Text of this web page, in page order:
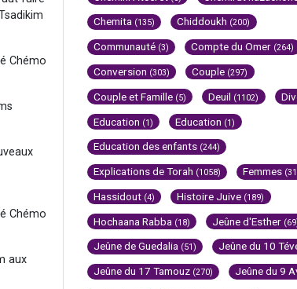
Chémo
Chémo
aux
Chemita (135) Chiddoukh (200)
Communauté (3) Compte du Omer (264)
Conversion (303) Couple (297)
Couple et Famille (5) Deuil (1102)
Education (1) Education (1)
Education des enfants (244)
Explications de Torah (1058) Femmes
Hassidout (4) Histoire Juive (189)
Hochaana Rabba (18) Jeûne d'Esther
Jeûne de Guedalia (51) Jeûne du 10
Jeûne du 17 Tamouz (270) Jeûne du 9